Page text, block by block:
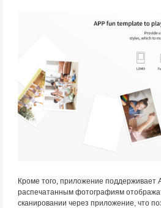
Кроме того, приложение поддерживает
распечатанным фотографиям
сканировании через приложение, что